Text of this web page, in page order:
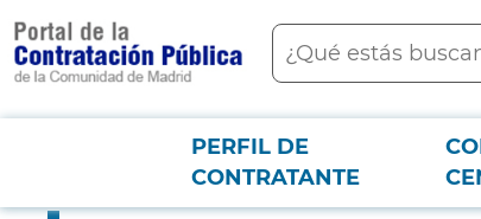
contenido
principal
Buscar
Menú PCON
PERFIL DE
CONTRATANTE
Suministro de una matriz cilíndrica de diodos